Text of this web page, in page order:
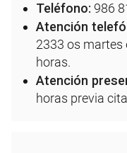
Teléfono: 986
Atención
2333 os martes
horas.
Atención
horas previa